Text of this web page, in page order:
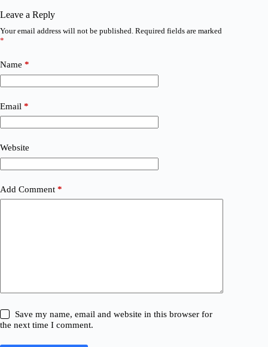
Leave a Reply
Your email address will not be published. Required fields are marked
*
Name *
Email *
Website
Add Comment *
Save my name, email and website in this browser for
the next time I comment.